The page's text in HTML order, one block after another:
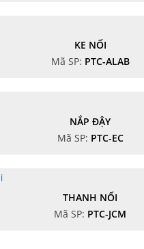
KE NỐI
Mã SP: PTC-ALAB
NẮP ĐẬY
Mã SP: PTC-EC
THANH NỐI
Mã SP: PTC-JCM